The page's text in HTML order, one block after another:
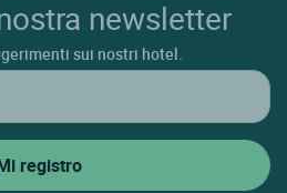
newsletter
sui nostri hotel.